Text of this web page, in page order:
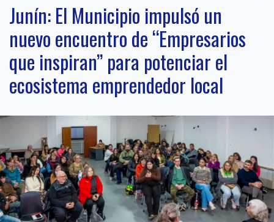
Junín: El Municipio impulsó un
nuevo encuentro de “Empresarios
que inspiran” para potenciar el
ecosistema emprendedor local